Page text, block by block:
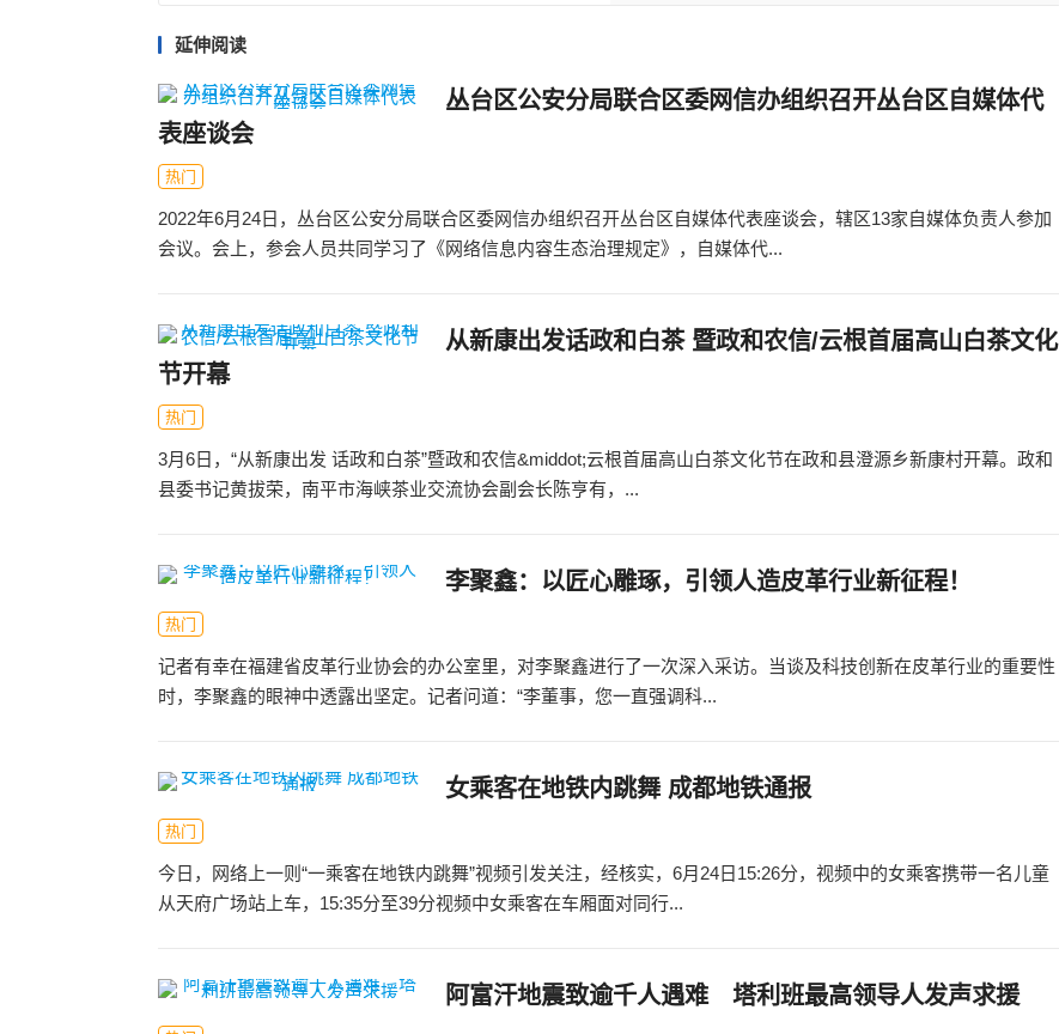
延伸阅读
丛台区公安分局联合区委网信办组织召开丛台区自媒体代
表座谈会
热门
2022年6月24日，丛台区公安分局联合区委网信办组织召开丛台区自媒体代表座谈会，辖区13家自媒体负责人参加
会议。会上，参会人员共同学习了《网络信息内容生态治理规定》，自媒体代...
从新康出发话政和白茶 暨政和农信/云根首届高山白茶文化
节开幕
热门
3月6日，“从新康出发 话政和白茶”暨政和农信&middot;云根首届高山白茶文化节在政和县澄源乡新康村开幕。政和
县委书记黄拔荣，南平市海峡茶业交流协会副会长陈亨有，...
李聚鑫：以匠心雕琢，引领人造皮革行业新征程！
热门
记者有幸在福建省皮革行业协会的办公室里，对李聚鑫进行了一次深入采访。当谈及科技创新在皮革行业的重要性
时，李聚鑫的眼神中透露出坚定。记者问道：“李董事，您一直强调科...
女乘客在地铁内跳舞 成都地铁通报
热门
今日，网络上一则“一乘客在地铁内跳舞”视频引发关注，经核实，6月24日15:26分，视频中的女乘客携带一名儿童
从天府广场站上车，15:35分至39分视频中女乘客在车厢面对同行...
阿富汗地震致逾千人遇难 塔利班最高领导人发声求援